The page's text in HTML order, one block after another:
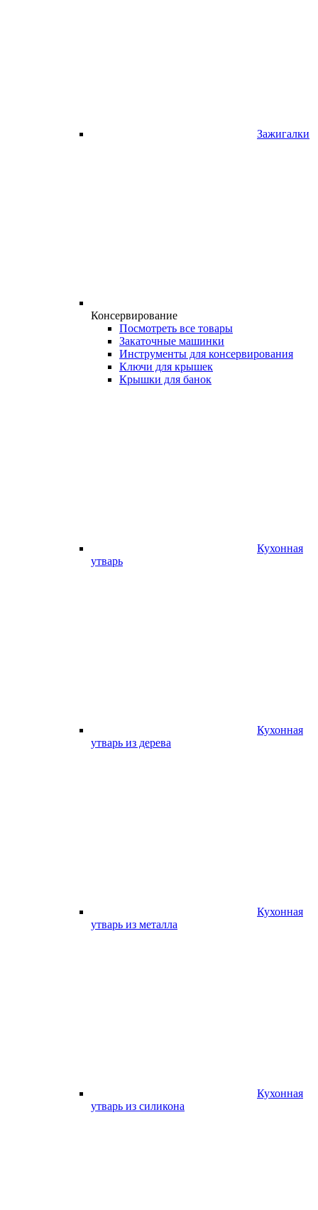
Зажигалки
Консервирование
Посмотреть все товары
Закаточные машинки
Инструменты для консервирования
Ключи для крышек
Крышки для банок
Кухонная
утварь
Кухонная
утварь из дерева
Кухонная
утварь из металла
Кухонная
утварь из силикона